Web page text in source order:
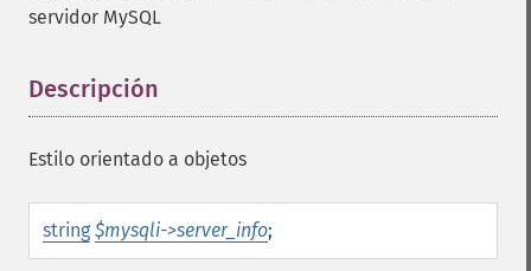
servidor MySQL
Descripción
Estilo orientado a objetos
string $mysqli->server_info;